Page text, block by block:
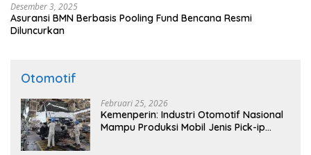
Desember 3, 2025
Asuransi BMN Berbasis Pooling Fund Bencana Resmi
Diluncurkan
Otomotif
Februari 25, 2026
Kemenperin: Industri Otomotif Nasional
Mampu Produksi Mobil Jenis Pick-ip